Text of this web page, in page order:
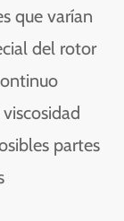
que varían
del rotor
partes